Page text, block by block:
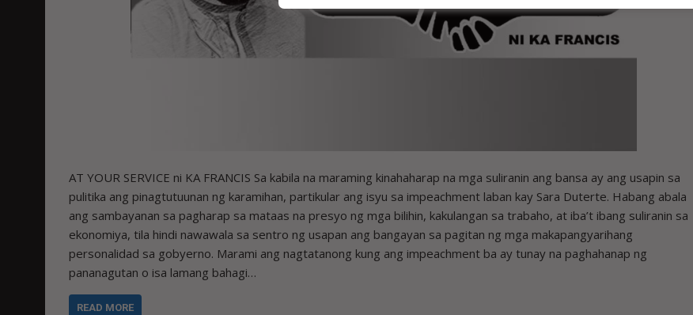
AT YOUR SERVICE ni KA FRANCIS Sa kabila na maraming kinahaharap na mga suliranin ang bansa ay ang usapin sa
pulitika ang pinagtutuunan ng karamihan, partikular ang isyu sa impeachment laban kay Sara Duterte. Habang abala
ang sambayanan sa pagharap sa mataas na presyo ng mga bilihin, kakulangan sa trabaho, at iba’t ibang suliranin sa
ekonomiya, tila hindi nawawala sa sentro ng usapan ang bangayan sa pagitan ng mga makapangyarihang
personalidad sa gobyerno. Marami ang nagtatanong kung ang impeachment ba ay tunay na paghahanap ng
pananagutan o isa lamang bahagi…
READ MORE